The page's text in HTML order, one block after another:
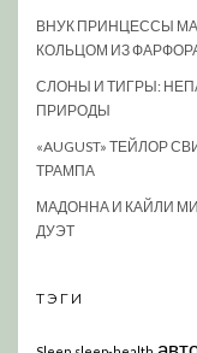
ВНУК ПРИНЦЕССЫ
КОЛЬЦОМ ИЗ
СЛОНЫ И ТИГРЫ:
ПРИРОДЫ
«AUGUST» ТЕЙЛОР
ТРАМПА
МАДОННА И КАЙЛИ
ДУЭТ
ТЭГИ